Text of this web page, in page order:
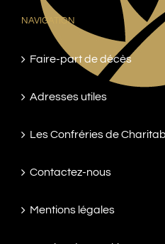
NAVIGATION
Faire-part de décès
Adresses utiles
Les Confréries de
Contactez-nous
Mentions légales